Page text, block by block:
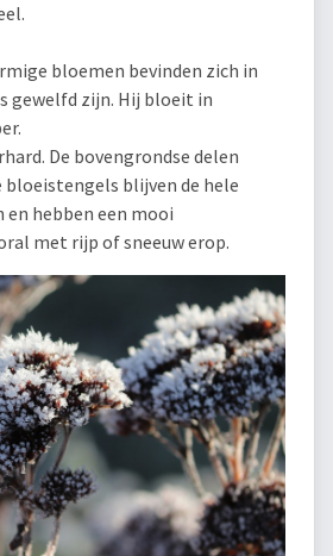
bloemen bevinden zich in
gewelfd zijn. Hij bloeit in
De bovengrondse delen
bloeistengels blijven de hele
hebben een mooi
met rijp of sneeuw erop.